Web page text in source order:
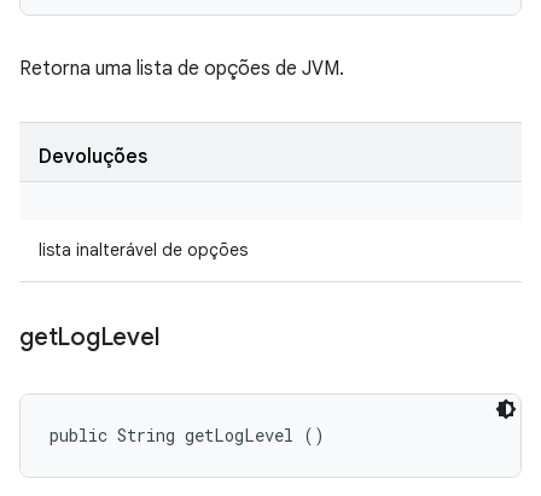
Retorna uma lista de opções de JVM.
Devoluções
lista inalterável de opções
getLogLevel
public String getLogLevel ()